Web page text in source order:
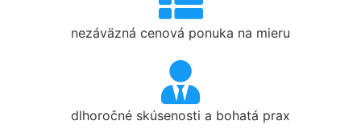
nezáväzná cenová ponuka na mieru
dlhoročné skúsenosti a bohatá prax